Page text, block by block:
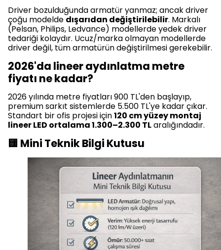
Driver bozulduğunda armatür yanmaz; ancak driver
çoğu modelde dışarıdan değiştirilebilir. Markalı
(Pelsan, Philips, Ledvance) modellerde yedek driver
tedariği kolaydır. Ucuz/marka olmayan modellerde
driver değil, tüm armatürün değiştirilmesi gerekebilir.
2026'da lineer aydınlatma metre
fiyatı ne kadar?
2026 yılında metre fiyatları 900 TL'den başlayıp,
premium sarkıt sistemlerde 5.500 TL'ye kadar çıkar.
Standart bir ofis projesi için120 cm yüzey montaj
lineer LED ortalama 1.300–2.300 TLaralığındadır.
🟨 Mini Teknik Bilgi Kutusu